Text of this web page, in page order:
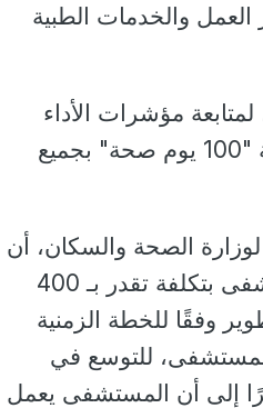
العمل والخدمات الطبية
لمتابعة مؤشرات الأداء
وانتظام منظومة العمل، ضمن أعمال الحملة القومية "100 يوم صحة" بجميع
الصحة والسكان، أن
الوزير اطلع على خطة تطوير المبنى الأثري بالمستشفى بتكلفة تقدر بـ 400
وفقًا للخطة الزمنية
للتوسع في
إلى أن المستشفى يعمل